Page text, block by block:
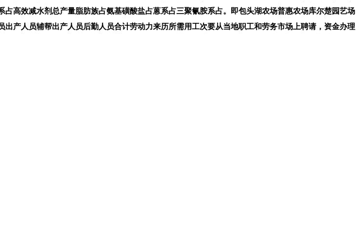
高效减水剂总产量脂肪族占氨基磺酸盐占蒽系占三聚氰胺系占。即包头湖农场普惠农场库尔楚园艺场
产人员辅帮出产人员后勤人员合计劳动力来历所需用工次要从当地职工和劳务市场上聘请，资金办理